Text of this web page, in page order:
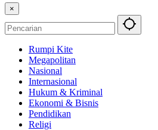
×
Rumpi Kite
Megapolitan
Nasional
Internasional
Hukum & Kriminal
Ekonomi & Bisnis
Pendidikan
Religi